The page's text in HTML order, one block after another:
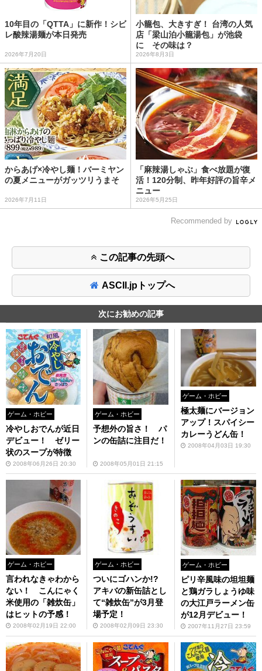
10年目の「QTTA」に新作！シビ
レ酸辣湯麺が本日発売
2026年7月20日
小籠包、大きすぎ！ 台湾の人気
店「梁山泊小籠湯包」が池袋
に その味は？
2026年8月3日
からあげ×冷やし麺！バーミヤン
の夏メニューがガッツリうまそ
2026年7月11日
「麻辣湯しゃぶ」食べ放題が復
活！120分制、昨年好評の旨辛メ
ニュー
2026年5月25日
Recommended by
この記事の先頭へ
ASCII.jpトップへ
次にお勧めの記事
ゲーム・ホビー
冷やしおでんが近日
デビュー！ ゼリー
状のスープが特徴
2008年06月26日 20:30
ゲーム・ホビー
予想外の旨さ！ パ
ンの缶詰に注目だ！
2008年05月01日 21:15
ゲーム・ホビー
極太麺にバージョン
アップ！スパイシー
カレーうどん缶！
2008年04月03日 19:30
ゲーム・ホビー
言われなきゃわから
ない！ こんにゃく
米使用の「雑炊缶」
はヒットの予感！
2008年02月19日 22:00
ゲーム・ホビー
ついにゴハンか!?
アキバの新缶詰とし
て“雑炊缶”が3月登
場予定！
2008年02月09日 23:30
ゲーム・ホビー
ピリ辛風味の坦坦麺
と鶏ガラしょうゆ味
の大江戸ラーメン缶
が12月デビュー！
2007年11月27日 23:59